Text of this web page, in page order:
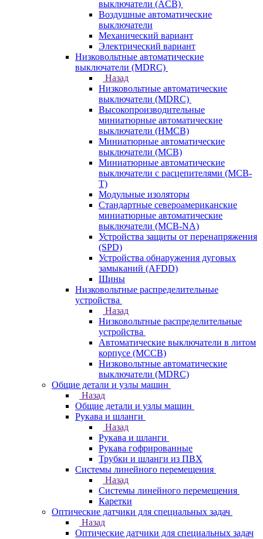
выключатели (ACB)
Воздушные автоматические
выключатели
Механический вариант
Электрический вариант
Низковольтные автоматические
выключатели (MDRC)
Назад
Низковольтные автоматические
выключатели (MDRC)
Высокопроизводительные
миниатюрные автоматические
выключатели (HMCB)
Миниатюрные автоматические
выключатели (MCB)
Миниатюрные автоматические
выключатели с расцепителями (MCB-
T)
Модульные изоляторы
Стандартные североамериканские
миниатюрные автоматические
выключатели (MCB-NA)
Устройства защиты от перенапряжения
(SPD)
Устройства обнаружения дуговых
замыканий (AFDD)
Шины
Низковольтные распределительные
устройства
Назад
Низковольтные распределительные
устройства
Автоматические выключатели в литом
корпусе (MCCB)
Низковольтные автоматические
выключатели (MDRC)
Общие детали и узлы машин
Назад
Общие детали и узлы машин
Рукава и шланги
Назад
Рукава и шланги
Рукава гофрированные
Трубки и шланги из ПВХ
Системы линейного перемещения
Назад
Системы линейного перемещения
Каретки
Оптические датчики для специальных задач
Назад
Оптические датчики для специальных задач